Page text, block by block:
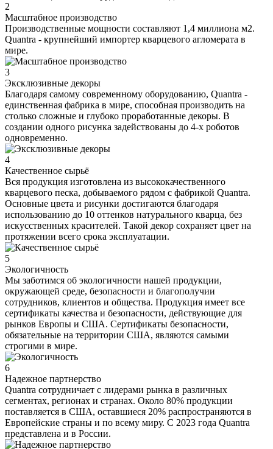
2
Масштабное производство
Производственные мощности составляют 1,4 миллиона м2.
Quantra - крупнейший импортер кварцевого агломерата в
мире.
3
Эксклюзивные декоры
Благодаря самому современному оборудованию, Quantra -
единственная фабрика в мире, способная производить на
столько сложные и глубоко проработанные декоры. В
создании одного рисунка задействованы до 4-х роботов
одновременно.
4
Качественное сырьё
Вся продукция изготовлена из высококачественного
кварцевого песка, добываемого рядом с фабрикой Quantra.
Основные цвета и рисунки достигаются благодаря
использованию до 10 оттенков натурального кварца, без
искусственных красителей. Такой декор сохраняет цвет на
протяжении всего срока эксплуатации.
5
Экологичность
Мы заботимся об экологичности нашей продукции,
окружающей среде, безопасности и благополучии
сотрудников, клиентов и общества. Продукция имеет все
сертификаты качества и безопасности, действующие для
рынков Европы и США. Сертификаты безопасности,
обязательные на территории США, являются самыми
строгими в мире.
6
Надежное партнерство
Quantra сотрудничает с лидерами рынка в различных
сегментах, регионах и странах. Около 80% продукции
поставляется в США, оставшиеся 20% распространяются в
Европейские страны и по всему миру. С 2023 года Quantra
представлена и в России.